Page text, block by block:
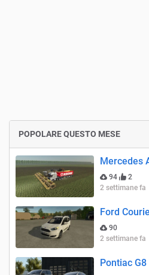
POPOLARE QUESTO MESE
Mercedes
94
2
2 settimane fa
Ford
90
2 settimane fa
Pontiac G8